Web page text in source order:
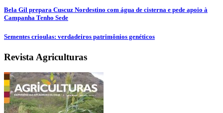
Bela Gil prepara Cuscuz Nordestino com água de cisterna e pede apoio à
Campanha Tenho Sede
Sementes crioulas: verdadeiros patrimônios genéticos
Revista Agriculturas